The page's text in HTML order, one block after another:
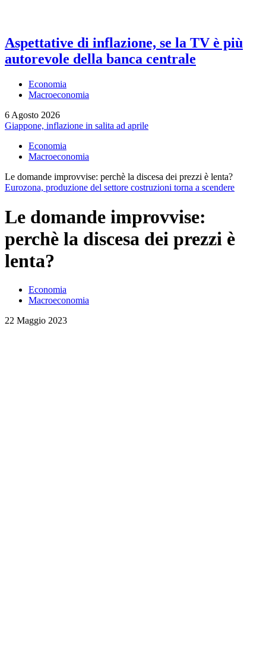
Aspettative di inflazione, se la TV è più
autorevole della banca centrale
Economia
Macroeconomia
6 Agosto 2026
Giappone, inflazione in salita ad aprile
Economia
Macroeconomia
Le domande improvvise: perchè la discesa dei prezzi è lenta?
Eurozona, produzione del settore costruzioni torna a scendere
Le domande improvvise:
perchè la discesa dei prezzi è
lenta?
Economia
Macroeconomia
22 Maggio 2023